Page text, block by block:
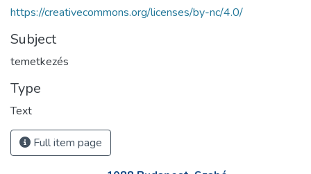
https://creativecommons.org/licenses/by-nc/4.0/
Subject
temetkezés
Type
Text
Full item page